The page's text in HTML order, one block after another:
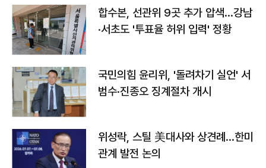
합수본, 선관위 9곳 추가 압색…강남
·서초도 '투표율 허위 입력' 정황
국민의힘 윤리위, '돌려차기 실언' 서
범수·진종오 징계절차 개시
위성락, 스틸 美대사와 상견례…한미
관계 발전 논의